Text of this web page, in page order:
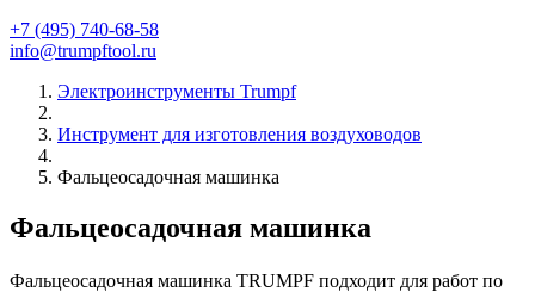
+7 (495) 740-68-58
info@trumpftool.ru
Электроинструменты Trumpf
Инструмент для изготовления воздуховодов
Фальцеосадочная машинка
Фальцеосадочная машинка
Фальцеосадочная машинка TRUMPF подходит для работ по